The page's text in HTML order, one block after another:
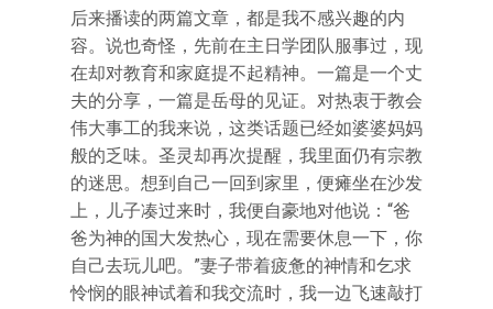
后来播读的两篇文章，都是我不感兴趣的内
容。说也奇怪，先前在主日学团队服事过，现
在却对教育和家庭提不起精神。一篇是一个丈
夫的分享，一篇是岳母的见证。对热衷于教会
伟大事工的我来说，这类话题已经如婆婆妈妈
般的乏味。圣灵却再次提醒，我里面仍有宗教
的迷思。想到自己一回到家里，便瘫坐在沙发
上，儿子凑过来时，我便自豪地对他说：“爸
爸为神的国大发热心，现在需要休息一下，你
自己去玩儿吧。”妻子带着疲惫的神情和乞求
怜悯的眼神试着和我交流时，我一边飞速敲打